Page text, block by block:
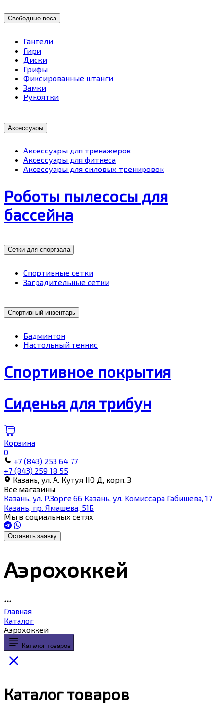
Свободные веса
Гантели
Гири
Диски
Грифы
Фиксированные штанги
Замки
Рукоятки
Аксессуары
Аксессуары для тренажеров
Аксессуары для фитнеса
Аксессуары для силовых тренировок
Роботы пылесосы для
бассейна
Сетки для спортзала
Спортивные сетки
Заградительные сетки
Спортивный инвентарь
Бадминтон
Настольный теннис
Спортивное покрытия
Сиденья для трибун
Корзина
0
+7 (843) 253 64 77
+7 (843) 259 18 55
Казань, ул. А. Кутуя IIO Д, корп. З
Все магазины
Казань, ул. Р.Зорге 66 Казань, ул. Комиссара Габишева, 17
Казань, пр. Ямашева, 51Б
Мы в социальных сетях
Оставить заявку
Аэрохоккей
Главная
Каталог
Аэрохоккей
Каталог товаров
Каталог товаров